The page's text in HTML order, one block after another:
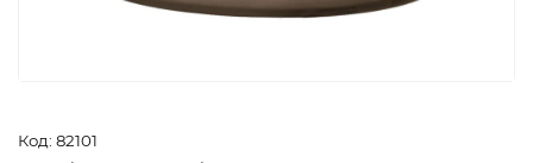
Код: 82101